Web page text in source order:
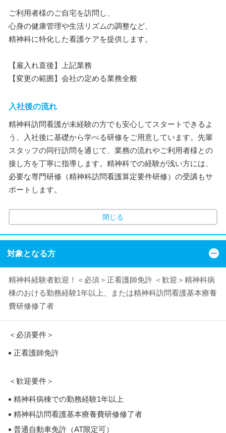
ご利用者様のご自宅を訪問し、
心身の健康管理や生活リズムの調整など、
精神科に特化した看護ケアを提供します。
【雇入れ直後】上記業務
【変更の範囲】会社の定める業務全般
入社後の流れ
精神科訪問看護が未経験の方でも安心してスタートできるよ
う、入社後に基礎から学べる研修をご用意しています。先輩
スタッフの同行訪問を通じて、業務の流れやご利用者様との
接し方を丁寧に指導します。精神科での経験が浅い方には、
必要な専門研修（精神科訪問看護算定要件研修）の受講もサ
ポートします。
閉じる
対象となる方
精神科経験者歓迎！＜必須＞正看護師免許 ＜歓迎＞精神科病
棟のおける勤務経験1年以上、または精神科訪問看護基本療養
費研修修了者
＜必須要件＞
正看護師免許
＜歓迎要件＞
精神科病棟での勤務経験1年以上
精神科訪問看護基本療養費研修修了者
普通自動車免許（AT限定可）